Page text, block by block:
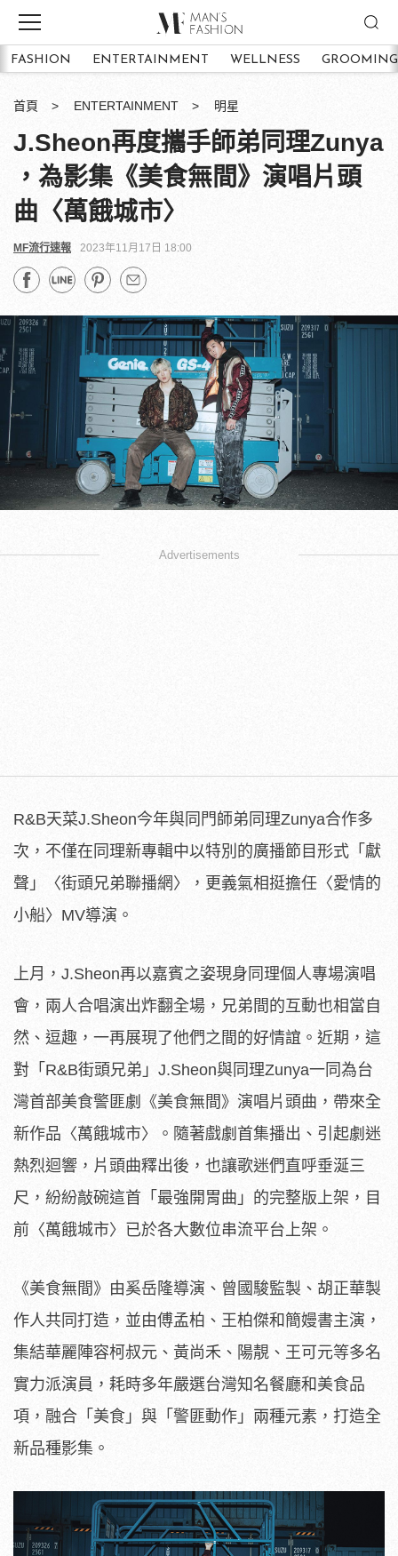
FASHION ENTERTAINMENT WELLNESS GROOMING
首頁 ENTERTAINMENT 明星
J.Sheon再度攜手師弟同理Zunya
，為影集《美食無間》演唱片頭
曲〈萬餓城市〉
MF流行速報 2023年11月17日 18:00
Advertisements
R&B天菜J.Sheon今年與同門師弟同理Zunya合作多
次，不僅在同理新專輯中以特別的廣播節目形式「獻
聲」〈街頭兄弟聯播網〉，更義氣相挺擔任〈愛情的
小船〉MV導演。
上月，J.Sheon再以嘉賓之姿現身同理個人專場演唱
會，兩人合唱演出炸翻全場，兄弟間的互動也相當自
然、逗趣，一再展現了他們之間的好情誼。近期，這
對「R&B街頭兄弟」J.Sheon與同理Zunya一同為台
灣首部美食警匪劇《美食無間》演唱片頭曲，帶來全
新作品〈萬餓城市〉。隨著戲劇首集播出、引起劇迷
熱烈迴響，片頭曲釋出後，也讓歌迷們直呼垂涎三
尺，紛紛敲碗這首「最強開胃曲」的完整版上架，目
前〈萬餓城市〉已於各大數位串流平台上架。
《美食無間》由奚岳隆導演、曾國駿監製、胡正華製
作人共同打造，並由傅孟柏、王柏傑和簡嫚書主演，
集結華麗陣容柯叔元、黃尚禾、陽靚、王可元等多名
實力派演員，耗時多年嚴選台灣知名餐廳和美食品
項，融合「美食」與「警匪動作」兩種元素，打造全
新品種影集。